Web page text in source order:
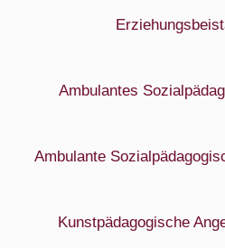
Ambulantes
Ambulante
Kunstpädagogische